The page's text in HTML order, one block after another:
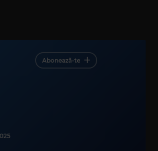
Abonează-te